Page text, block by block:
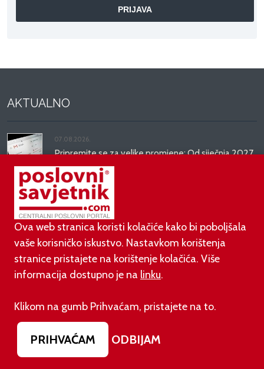
AKTUALNO
07.08.2026.
Pripremite se za velike promjene: Od siječnja 2027.
gasi se opcija na Gmailu koju koriste milijuni
07.08.2026.
Prije dva dana EU je uveo nova pravila za sve koji
rade AI sadržaj: kazne su velike!
03.08.2026.
Otvoren jedan od najvećih family hotela na
srednjem Jadranu
Novi zakon o najmu bolje štiti najmoprimce, ali i
najmodavce
Ova web stranica koristi kolačiće kako bi poboljšala
vaše korisničko iskustvo. Nastavkom korištenja
stranice pristajete na korištenje kolačića. Više
informacija dostupno je na linku.
Klikom na gumb Prihvaćam, pristajete na to.
PRIHVAĆAM ODBIJAM